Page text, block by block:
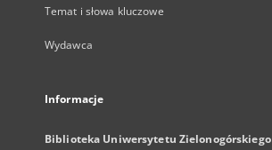
Temat i słowa kluczowe
Wydawca
Informacje
Biblioteka Uniwersytetu Zielonogórskiego